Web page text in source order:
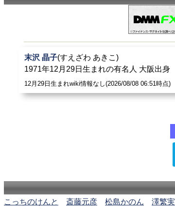
末沢 晶子(すえざわ あきこ)
1971年12月29日生まれの有名人 大阪出身
12月29日生まれwiki情報なし(2026/08/08 06:51時点)
こっちのけんと
斎藤元彦 松島かのん 澤繁実